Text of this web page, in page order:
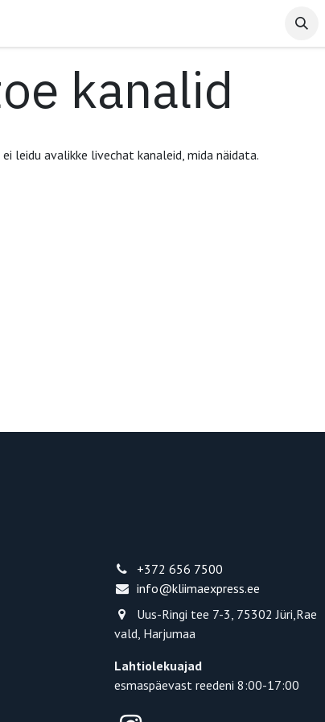
kanalid
leidu avalikke livechat kanaleid, mida näidata.
+372 656 7500
info@kliimaexpress.ee
Uus-Ringi tee 7-3, 75302 Jüri,Rae
vald, Harjumaa
Lahtiolekuajad
esmaspäevast reedeni 8:00-17:00